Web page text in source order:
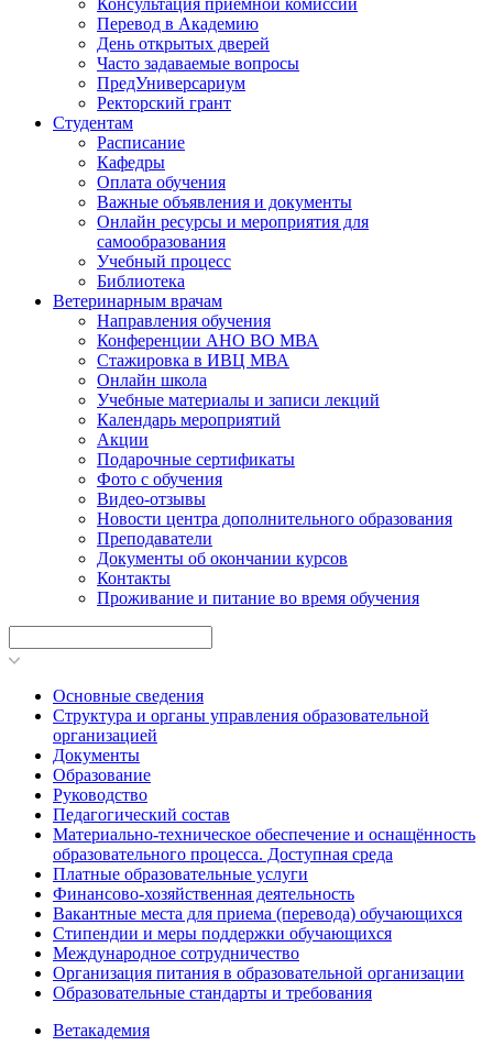
Консультация приемной комиссии
Перевод в Академию
День открытых дверей
Часто задаваемые вопросы
ПредУниверсариум
Ректорский грант
Студентам
Расписание
Кафедры
Оплата обучения
Важные объявления и документы
Онлайн ресурсы и мероприятия для
самообразования
Учебный процесс
Библиотека
Ветеринарным врачам
Направления обучения
Конференции АНО ВО МВА
Стажировка в ИВЦ МВА
Онлайн школа
Учебные материалы и записи лекций
Календарь мероприятий
Акции
Подарочные сертификаты
Фото с обучения
Видео-отзывы
Новости центра дополнительного образования
Преподаватели
Документы об окончании курсов
Контакты
Проживание и питание во время обучения
Основные сведения
Структура и органы управления образовательной
организацией
Документы
Образование
Руководство
Педагогический состав
Материально-техническое обеспечение и оснащённость
образовательного процесса. Доступная среда
Платные образовательные услуги
Финансово-хозяйственная деятельность
Вакантные места для приема (перевода) обучающихся
Стипендии и меры поддержки обучающихся
Международное сотрудничество
Организация питания в образовательной организации
Образовательные стандарты и требования
Ветакадемия